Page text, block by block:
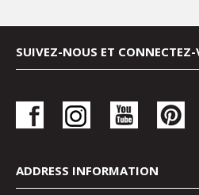
SUIVEZ-NOUS ET CONNECTEZ-
ADDRESS INFORMATION